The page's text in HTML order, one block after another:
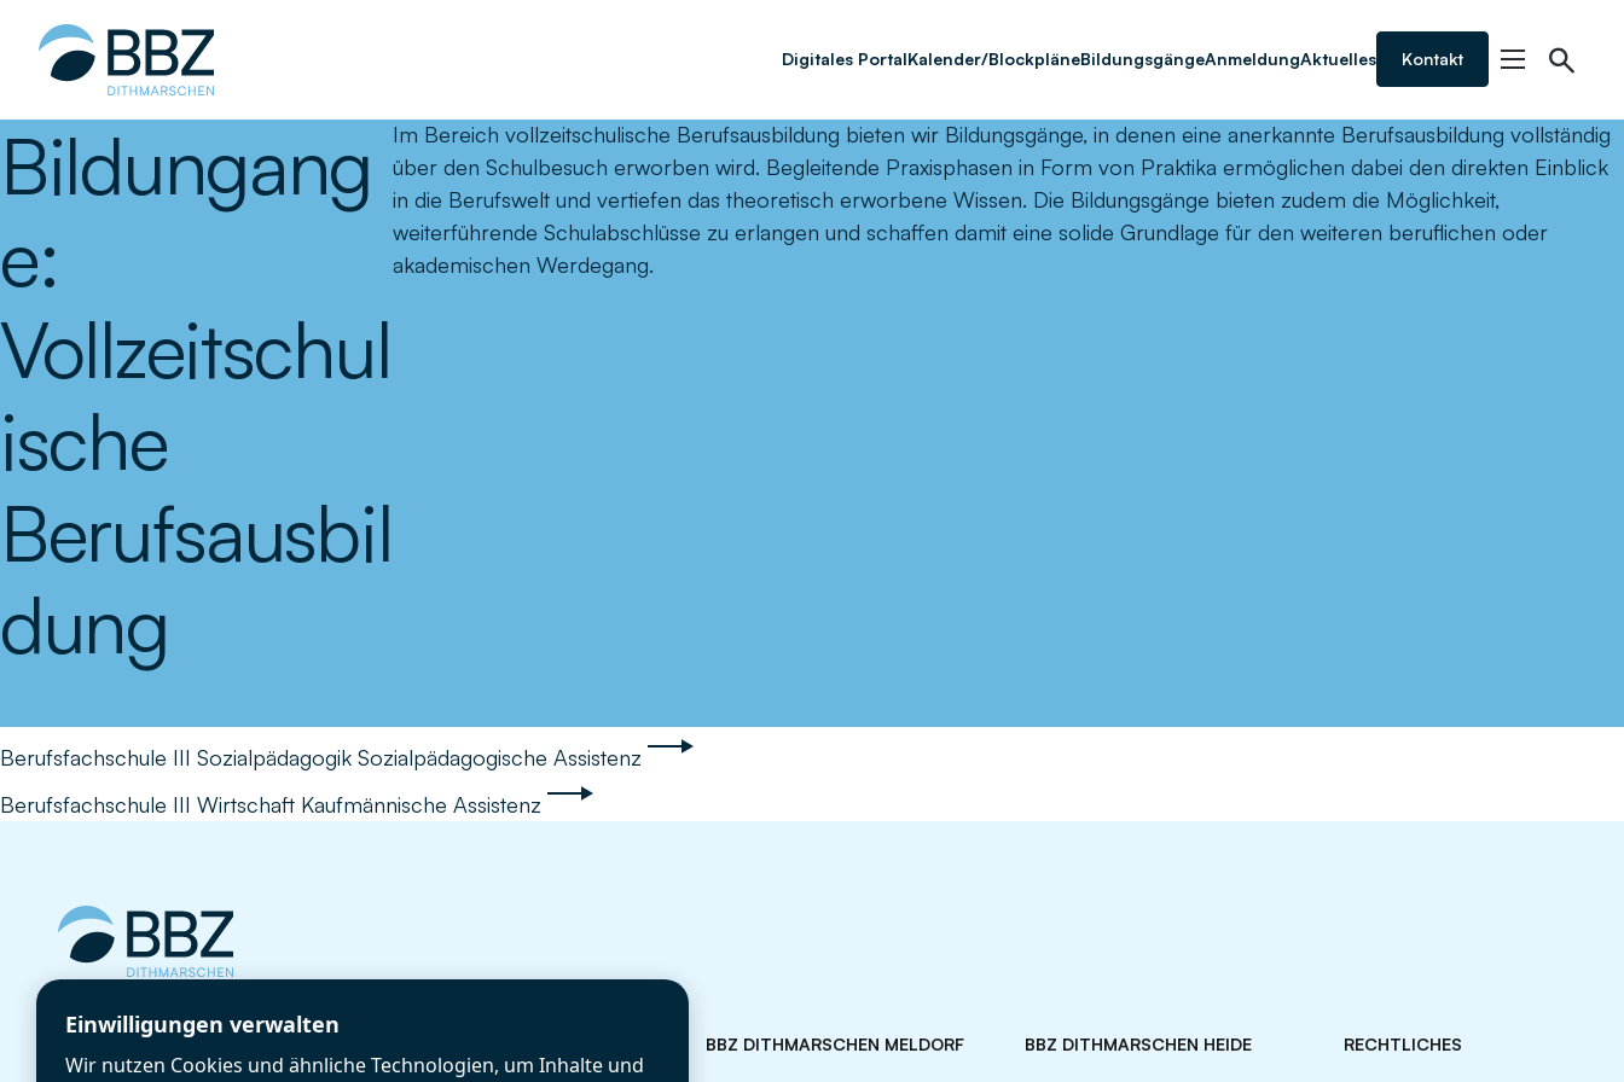
springen
Digitales PortalKalender/BlockpläneBildungsgängeAnmeldungAktuelles Kontakt
Bildungang
e:
Vollzeitschul
ische
Berufsausbil
dung
Im Bereich vollzeitschulische Berufsausbildung bieten wir Bildungsgänge, in denen eine anerkannte Berufsausbildung vollständig
über den Schulbesuch erworben wird. Begleitende Praxisphasen in Form von Praktika ermöglichen dabei den direkten Einblick
in die Berufswelt und vertiefen das theoretisch erworbene Wissen. Die Bildungsgänge bieten zudem die Möglichkeit,
weiterführende Schulabschlüsse zu erlangen und schaffen damit eine solide Grundlage für den weiteren beruflichen oder
akademischen Werdegang.
Berufsfachschule III Sozialpädagogik Sozialpädagogische Assistenz
Berufsfachschule III Wirtschaft Kaufmännische Assistenz
GetBIZzy
BBZ DITHMARSCHEN MELDORF BBZ DITHMARSCHEN HEIDE RECHTLICHES
Cookie-Einstellungen
Einwilligungen verwalten
Wir nutzen Cookies und ähnliche Technologien, um Inhalte und